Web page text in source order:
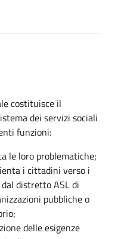
costituisce il
dei servizi sociali
funzioni:
le loro problematiche;
i cittadini verso i
distretto ASL di
pubbliche o
delle esigenze